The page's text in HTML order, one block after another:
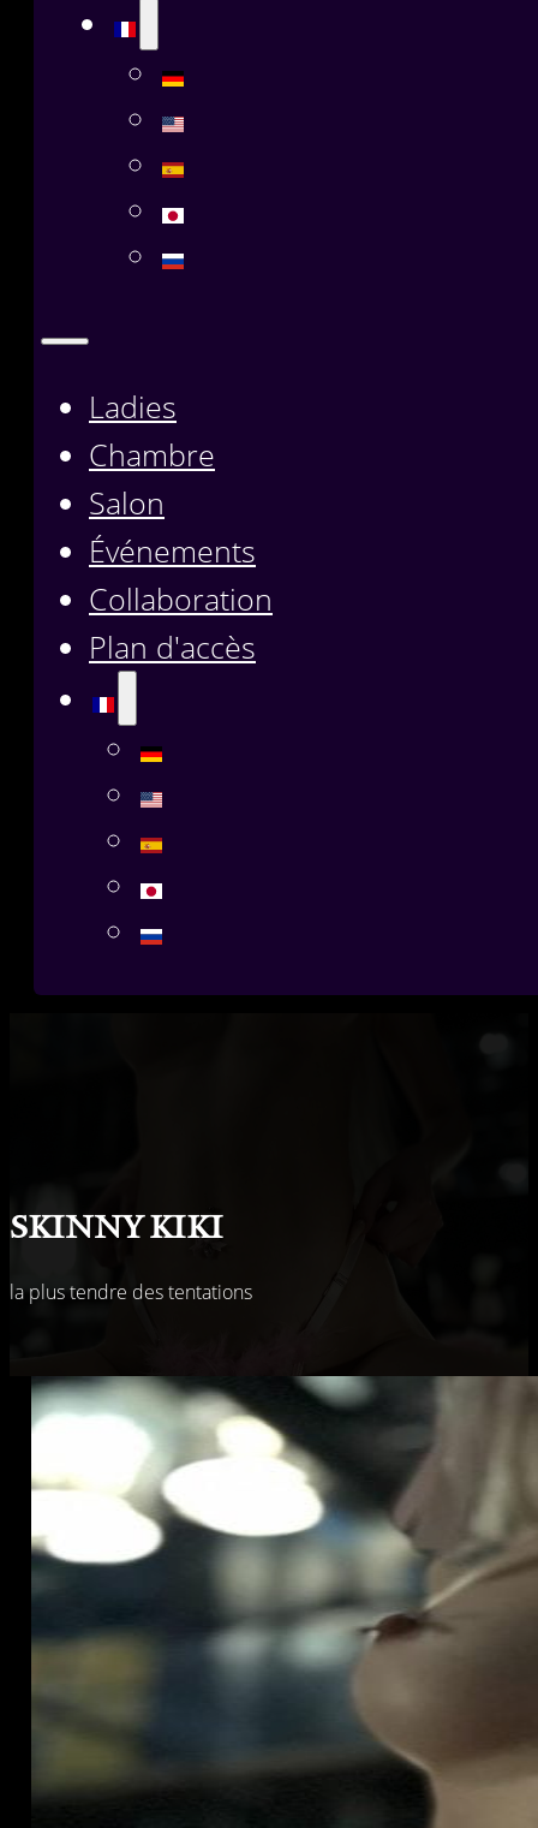
Ladies
Chambre
Salon
Événements
Collaboration
Plan d'accès
Skinny Kiki
la plus tendre des tentations